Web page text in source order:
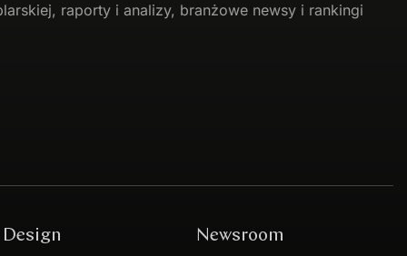
raporty i analizy, branżowe newsy i rankingi
Design Newsroom